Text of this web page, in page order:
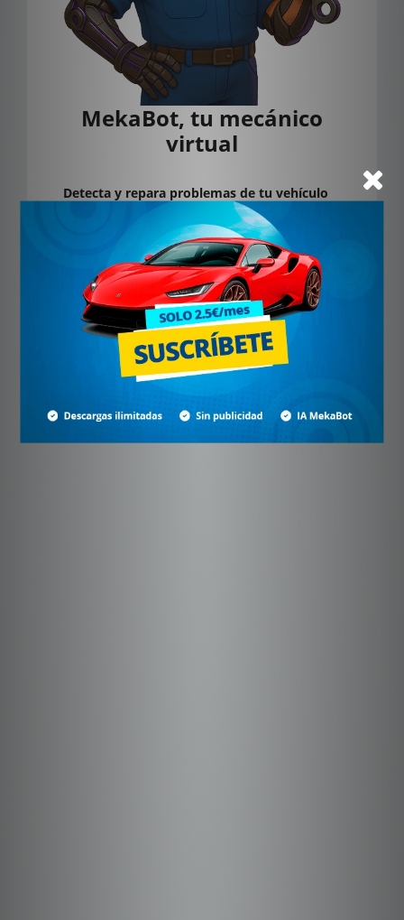
MekaBot, tu mecánico
virtual
Detecta y repara problemas de tu vehículo
con ayuda de IA.
Soy una inteligencia artificial que te orienta
paso a paso, como si tuvieras un experto a tu
lado. Cuéntame qué notas y deja que te
ayude a identificar el problema, sin moverte
del sitio y sin complicaciones.
Suscríbete